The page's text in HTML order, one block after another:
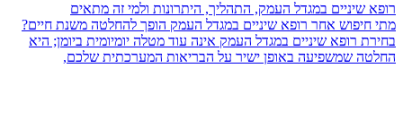
רופא שיניים במגדל העמק, התהליך, היתרונות ולמי זה מתאים
מתי חיפוש אחר רופא שיניים במגדל העמק הופך להחלטה משנת חיים?
בחירת רופא שיניים במגדל העמק אינה עוד מטלה יומיומית ביומן; היא
החלטה שמשפיעה באופן ישיר על הבריאות המערכתית שלכם,